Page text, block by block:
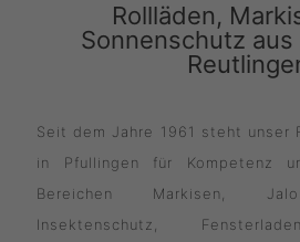
Rollläden,
Sonnenschutz aus
Seit dem Jahre 1961 steht unser
in Pfullingen für Kompetenz
Bereichen Markisen,
Insektenschutz,